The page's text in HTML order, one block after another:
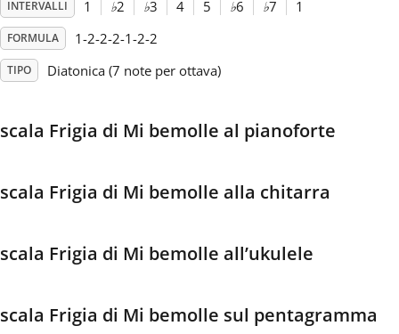
한국어
Polski
Português
INTERVALLI 1 ♭2 ♭3 4 5 ♭6 ♭7 1
FORMULA 1-2-2-2-1-2-2
TIPO Diatonica (7 note per ottava)
scala Frigia di Mi bemolle al pianoforte
scala Frigia di Mi bemolle alla chitarra
scala Frigia di Mi bemolle all’ukulele
scala Frigia di Mi bemolle sul pentagramma